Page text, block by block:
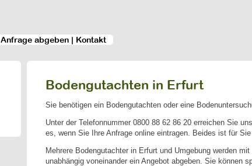
Anfrage abgeben | Kontakt
Bodengutachten in Erfurt
Sie benötigen ein Bodengutachten oder eine
Unter der Telefonnummer 0800 88 62 86 20erreichen Sie
es, wenn Sie Ihre Anfrage online eintragen. Beides ist für
Mehrere Bodengutachter in Erfurt und Umgebung werden
unabhängig voneinander ein Angebot abgeben. Sie können